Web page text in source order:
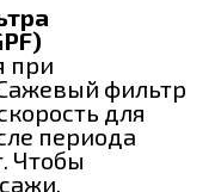
при
фильтр
для
периода
Чтобы